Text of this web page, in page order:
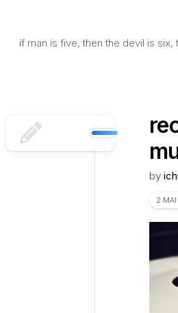
if man is five, then the devil is
by
2